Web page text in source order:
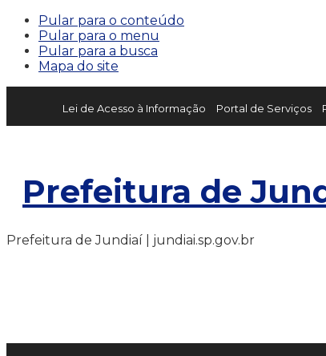
Pular para o conteúdo
Pular para o menu
Pular para a busca
Mapa do site
Lei de Acesso à Informação Portal de Serviços
Prefeitura de
Prefeitura de Jundiaí | jundiai.sp.gov.br